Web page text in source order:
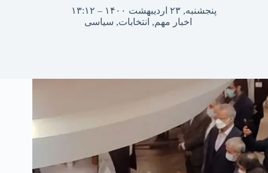
پنجشنبه, ۲۳ اردیبهشت ۱۴۰۰ – ۱۳:۱۲
اخبار مهم, انتخابات, سیاسی